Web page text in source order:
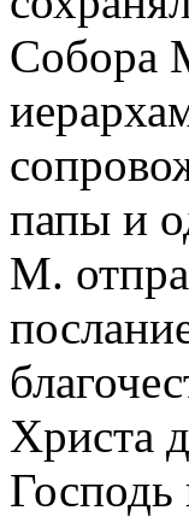
Собора
папы и
М.
Христа